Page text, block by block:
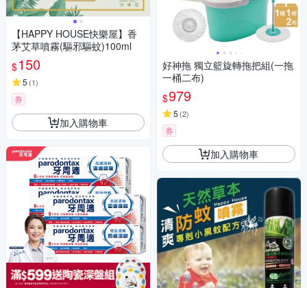
【HAPPY HOUSE快樂屋】香
茅艾草噴霧(驅邪驅蚊)100ml
$150
5 (1)
券
加入購物車
好神拖 獨立籃旋轉拖把組(一拖
一桶二布)
$979
5 (2)
券
加入購物車